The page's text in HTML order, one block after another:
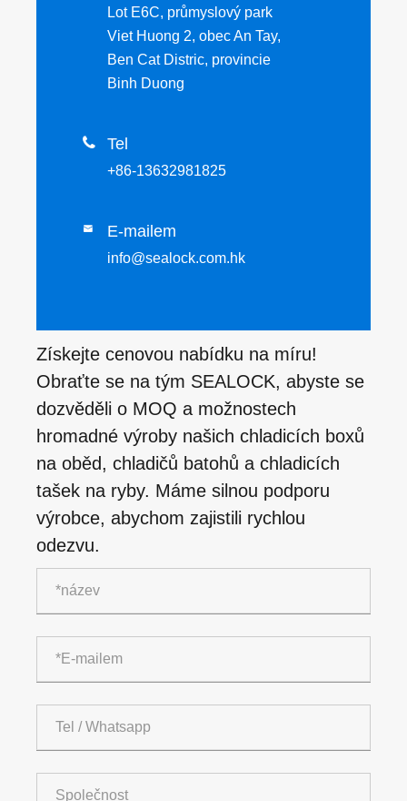
Lot E6C, průmyslový park
Viet Huong 2, obec An Tay,
Ben Cat Distric, provincie
Binh Duong
 Tel
+86-13632981825
 E-mailem
info@sealock.com.hk
Získejte cenovou nabídku na míru!
Obraťte se na tým SEALOCK, abyste se
dozvěděli o MOQ a možnostech
hromadné výroby našich chladicích boxů
na oběd, chladičů batohů a chladicích
tašek na ryby. Máme silnou podporu
výrobce, abychom zajistili rychlou
odezvu.